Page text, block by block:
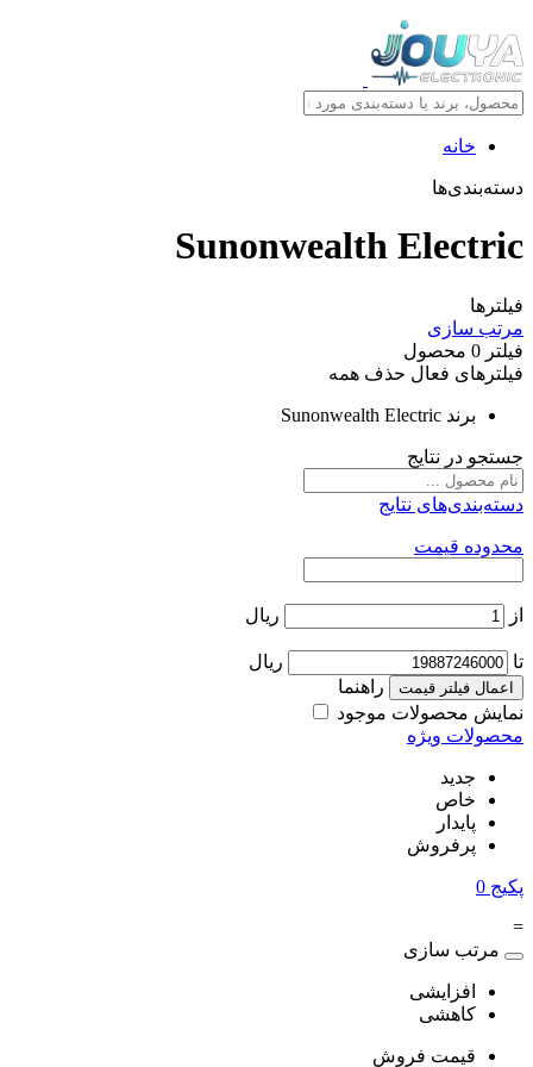
خانه
دسته‌بندی‌ها
Sunonwealth Electric
فیلترها
مرتب سازی
فیلتر 0 محصول
فیلترهای فعال حذف همه
برند Sunonwealth Electric
جستجو در نتایج
دسته‌بندی‌های نتایج
محدوده قیمت
از ریال
تا ریال
اعمال فیلتر قیمت
راهنما
نمایش محصولات موجود
محصولات ویژه
جدید
خاص
پایدار
پرفروش
پکیج 0
=
مرتب سازی
افزایشی
کاهشی
قیمت فروش